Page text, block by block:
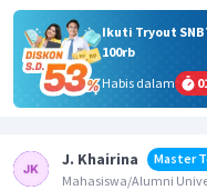
Ikuti Tryout
100rb
Habis dalam
J. Khairina
Master
Mahasiswa/Alumni